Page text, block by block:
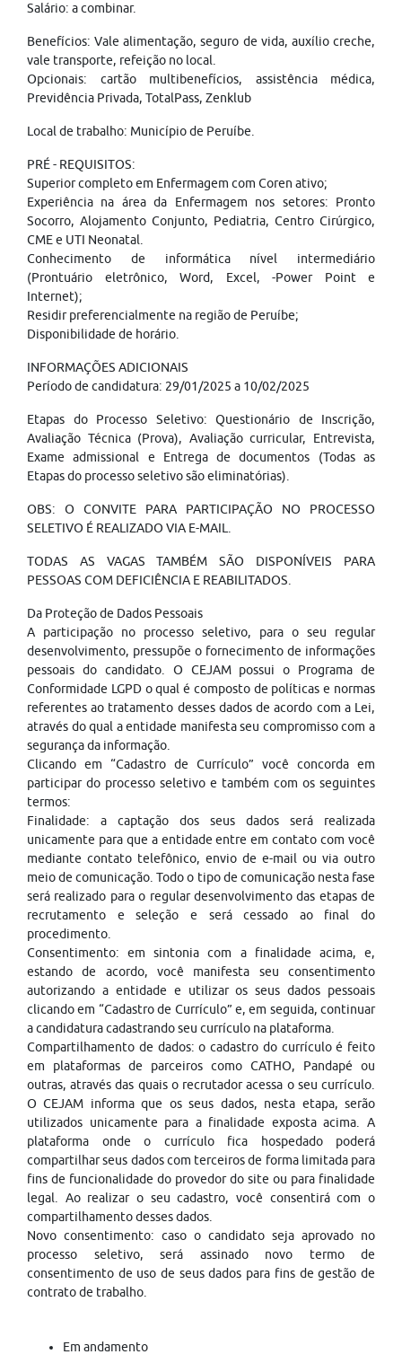
Salário: a combinar.
Benefícios: Vale alimentação, seguro de vida, auxílio creche,
vale transporte, refeição no local.
Opcionais: cartão multibenefícios, assistência médica,
Previdência Privada, TotalPass, Zenklub
Local de trabalho: Município de Peruíbe.
PRÉ - REQUISITOS:
Superior completo em Enfermagem com Coren ativo;
Experiência na área da Enfermagem nos setores: Pronto
Socorro, Alojamento Conjunto, Pediatria, Centro Cirúrgico,
CME e UTI Neonatal.
Conhecimento de informática nível intermediário
(Prontuário eletrônico, Word, Excel, -Power Point e
Internet);
Residir preferencialmente na região de Peruíbe;
Disponibilidade de horário.
INFORMAÇÕES ADICIONAIS
Período de candidatura: 29/01/2025 a 10/02/2025
Etapas do Processo Seletivo: Questionário de Inscrição,
Avaliação Técnica (Prova), Avaliação curricular, Entrevista,
Exame admissional e Entrega de documentos (Todas as
Etapas do processo seletivo são eliminatórias).
OBS: O CONVITE PARA PARTICIPAÇÃO NO PROCESSO
SELETIVO É REALIZADO VIA E-MAIL.
TODAS AS VAGAS TAMBÉM SÃO DISPONÍVEIS PARA
PESSOAS COM DEFICIÊNCIA E REABILITADOS.
Da Proteção de Dados Pessoais
A participação no processo seletivo, para o seu regular
desenvolvimento, pressupõe o fornecimento de informações
pessoais do candidato. O CEJAM possui o Programa de
Conformidade LGPD o qual é composto de políticas e normas
referentes ao tratamento desses dados de acordo com a Lei,
através do qual a entidade manifesta seu compromisso com a
segurança da informação.
Clicando em “Cadastro de Currículo” você concorda em
participar do processo seletivo e também com os seguintes
termos:
Finalidade: a captação dos seus dados será realizada
unicamente para que a entidade entre em contato com você
mediante contato telefônico, envio de e-mail ou via outro
meio de comunicação. Todo o tipo de comunicação nesta fase
será realizado para o regular desenvolvimento das etapas de
recrutamento e seleção e será cessado ao final do
procedimento.
Consentimento: em sintonia com a finalidade acima, e,
estando de acordo, você manifesta seu consentimento
autorizando a entidade e utilizar os seus dados pessoais
clicando em “Cadastro de Currículo” e, em seguida, continuar
a candidatura cadastrando seu currículo na plataforma.
Compartilhamento de dados: o cadastro do currículo é feito
em plataformas de parceiros como CATHO, Pandapé ou
outras, através das quais o recrutador acessa o seu currículo.
O CEJAM informa que os seus dados, nesta etapa, serão
utilizados unicamente para a finalidade exposta acima. A
plataforma onde o currículo fica hospedado poderá
compartilhar seus dados com terceiros de forma limitada para
fins de funcionalidade do provedor do site ou para finalidade
legal. Ao realizar o seu cadastro, você consentirá com o
compartilhamento desses dados.
Novo consentimento: caso o candidato seja aprovado no
processo seletivo, será assinado novo termo de
consentimento de uso de seus dados para fins de gestão de
contrato de trabalho.
Em andamento